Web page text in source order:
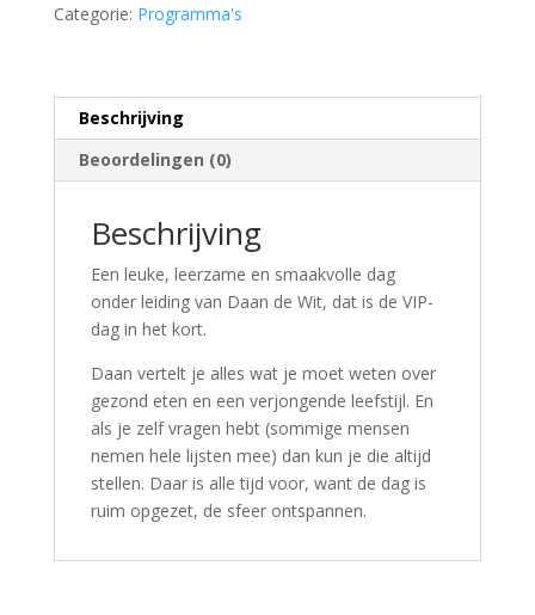
Categorie: Programma's
Beschrijving
Beoordelingen (0)
Beschrijving
Een leuke, leerzame en smaakvolle dag
onder leiding van Daan de Wit, dat is de VIP-
dag in het kort.
Daan vertelt je alles wat je moet weten over
gezond eten en een verjongende leefstijl. En
als je zelf vragen hebt (sommige mensen
nemen hele lijsten mee) dan kun je die altijd
stellen. Daar is alle tijd voor, want de dag is
ruim opgezet, de sfeer ontspannen.